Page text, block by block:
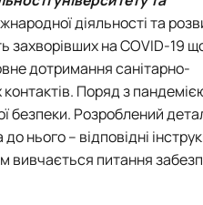
та біоенергетика»
навколишнього
та аудит»
діяльності та
захворівших на СOVID-19
дотримання санітарно-
контактів. Поряд з
безпеки. Розроблений
нього – відповідні
вивчається питання